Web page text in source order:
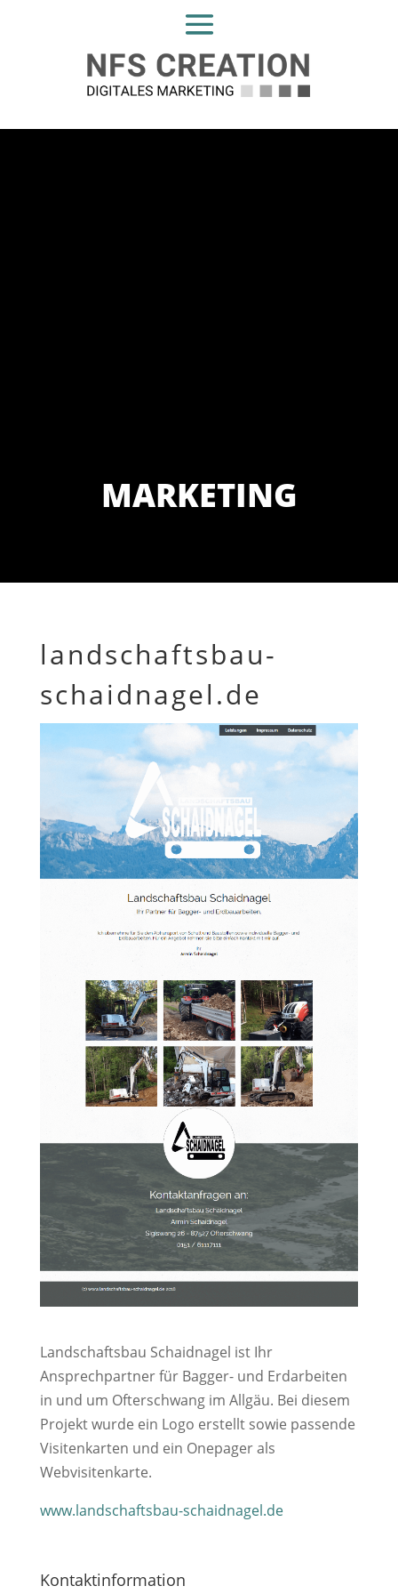
MARKETING
landschaftsbau-
schaidnagel.de
Landschaftsbau Schaidnagel ist Ihr
Ansprechpartner für Bagger- und Erdarbeiten
in und um Ofterschwang im Allgäu. Bei diesem
Projekt wurde ein Logo erstellt sowie passende
Visitenkarten und ein Onepager als
Webvisitenkarte.
www.landschaftsbau-schaidnagel.de
Kontaktinformation